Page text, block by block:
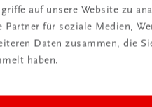
auf unsere Website zu
Partner für soziale Medien,
Daten zusammen, die
haben.